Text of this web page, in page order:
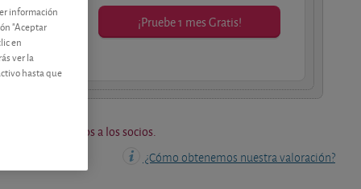
socios.
¡Pruebe 1 mes Gratis!
están reservados a los socios.
¿Cómo obtenemos nuestra valoración?
información
"Aceptar
en
ver la
hasta que